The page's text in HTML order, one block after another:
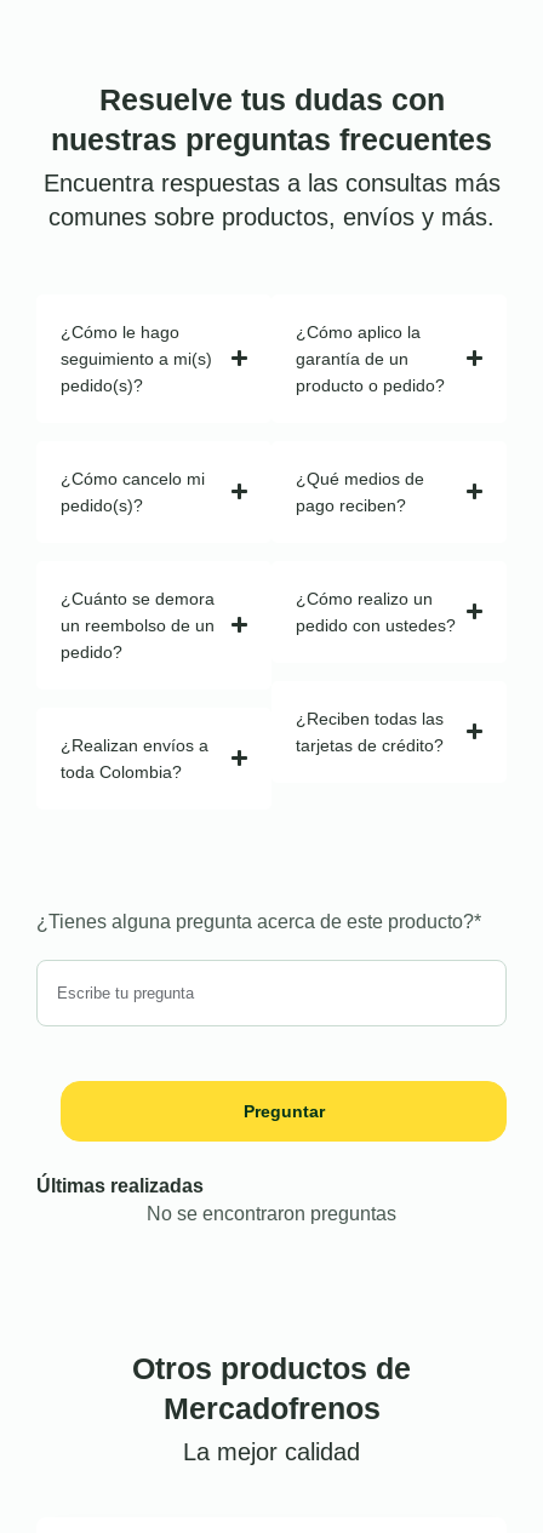
Resuelve tus dudas con
nuestras preguntas frecuentes
Encuentra respuestas a las consultas más
comunes sobre productos, envíos y más.
¿Cómo le hago
seguimiento a mi(s)
pedido(s)?
¿Cómo cancelo mi
pedido(s)?
¿Cuánto se demora
un reembolso de un
pedido?
¿Realizan envíos a
toda Colombia?
¿Cómo aplico la
garantía de un
producto o pedido?
¿Qué medios de
pago reciben?
¿Cómo realizo un
pedido con ustedes?
¿Reciben todas las
tarjetas de crédito?
¿Tienes alguna pregunta acerca de este producto?*
Preguntar
Últimas realizadas
No se encontraron preguntas
Otros productos de
Mercadofrenos
La mejor calidad